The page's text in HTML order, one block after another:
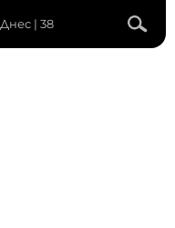
Днес | 38